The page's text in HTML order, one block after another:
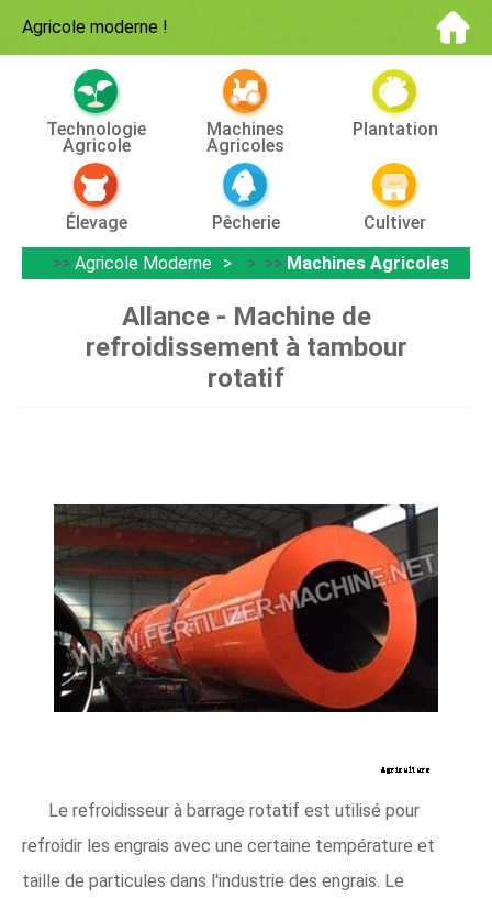
Agricole moderne !
Technologie
Agricole
Machines
Agricoles
Plantation
Élevage Pêcherie
Cultiver
>> Agricole Moderne > >> Machines Agricoles
Allance - Machine de
refroidissement à tambour
rotatif
Le refroidisseur à barrage rotatif est utilisé pour
refroidir les engrais avec une certaine température et
taille de particules dans l'industrie des engrais. Le